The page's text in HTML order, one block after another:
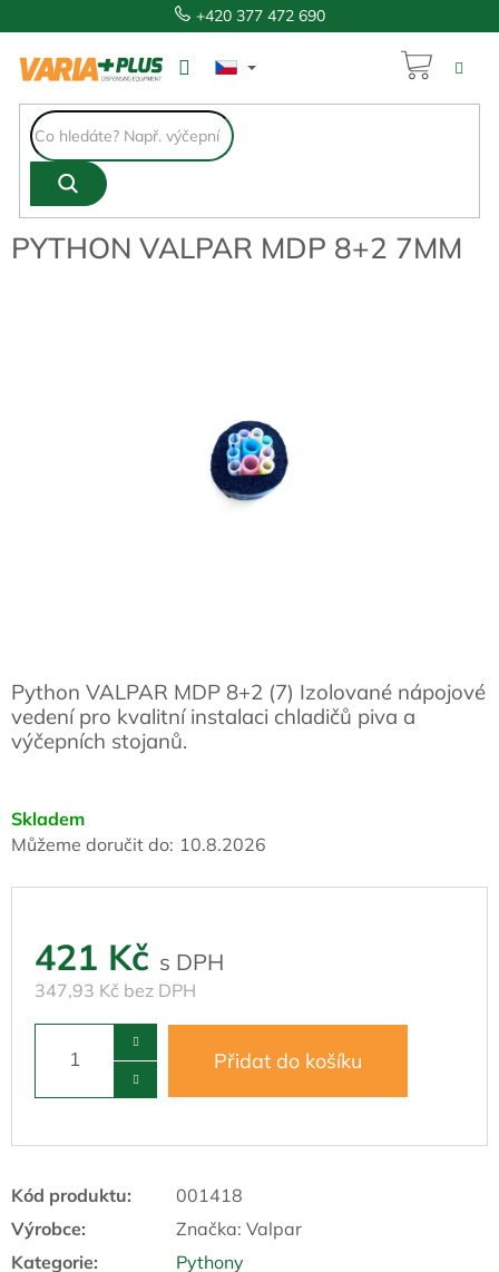
na
+420 377 472 690
PYTHON VALPAR MDP 8+2 7MM
Skladem
Můžeme doručit do: 10.8.2026
421 Kč
347,93 Kč bez DPH
Přidat do košíku
Python VALPAR MDP 8+2 (7) Izolované nápojové
vedení pro kvalitní instalaci chladičů piva a
výčepních stojanů.
Kód produktu:
001418
Výrobce:
Značka: Valpar
Kategorie:
Pythony
421 Kč